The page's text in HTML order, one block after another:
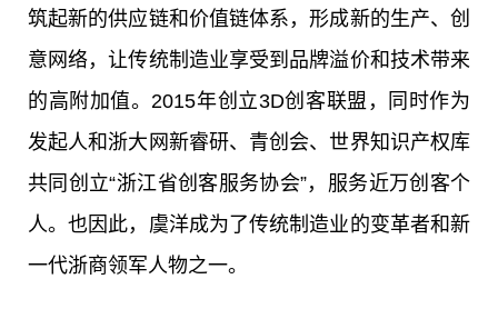
筑起新的供应链和价值链体系，形成新的生产、创
意网络，让传统制造业享受到品牌溢价和技术带来
的高附加值。2015年创立3D创客联盟，同时作为
发起人和浙大网新睿研、青创会、世界知识产权库
共同创立“浙江省创客服务协会”，服务近万创客个
人。也因此，虞洋成为了传统制造业的变革者和新
一代浙商领军人物之一。